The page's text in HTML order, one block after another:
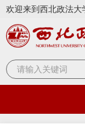
欢迎来到西北政法大